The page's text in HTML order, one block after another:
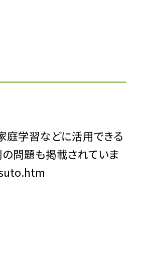
庭学習などに活用できる
問題も掲載されていま